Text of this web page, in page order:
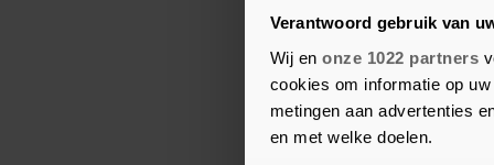
Verantwoord gebruik van
Wij en onze 1022 partners
cookies om informatie op
metingen aan advertenties
en met welke doelen.
Jeruzalem. Zij moeten
kolonisten. Het leidde
Aqsamoskee en
strijders van onder
de Israëlische